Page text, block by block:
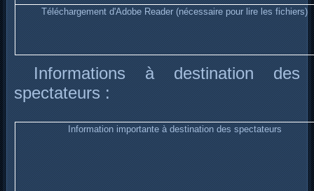
Téléchargement d'Adobe Reader (nécessaire pour lire les fichiers)
Informations à destination des
spectateurs :
Information importante à destination des spectateurs